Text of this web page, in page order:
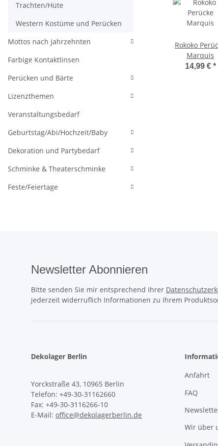
Rokoko
Marquis
14,99 € *
Trachten/Hüte
Western Kostüme und Perücken
Mottos nach Jahrzehnten
Farbige Kontaktlinsen
Perücken und Bärte
Lizenzthemen
Veranstaltungsbedarf
Geburtstag/Abi/Hochzeit/Baby
Dekoration und Partybedarf
Schminke & Theaterschminke
Feste/Feiertage
Newsletter Abonnieren
Bitte senden Sie mir entsprechend Ihrer
jederzeit widerruflich Informationen zu Ihrem
Dekolager Berlin
Yorckstraße 43, 10965 Berlin
Telefon: +49-30-31162660
Fax: +49-30-3116266-10
E-Mail: office@dekolagerberlin.de
Anfahrt
FAQ
Wir über